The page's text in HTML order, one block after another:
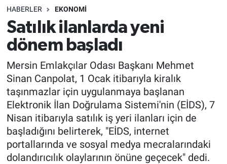
HABERLER EKONOMI
Satılık ilanlarda yeni
dönem başladı
Mersin Emlakçılar Odası Başkanı Mehmet
Sinan Canpolat, 1 Ocak itibarıyla kiralık
taşınmazlar için uygulanmaya başlanan
Elektronik İlan Doğrulama Sistemi'nin (EİDS), 7
Nisan itibarıyla satılık iş yeri ilanları için de
başladığını belirterek, "EİDS, internet
portallarında ve sosyal medya mecralarındaki
dolandırıcılık olaylarının önüne geçecek" dedi.
Gündem
Türkiye
Dünya
Sağlık
Alış-Veriş/İş dünyası
Eskişehirspor Arşivi
Eskişehir Arşivi
Röportaj
Ekonomi
Kültür Sanat
Politika
Süper Lig Puan Durumu ve Fikstür
Tüm Manşetler
Son Dakika Haberleri
Haber Arşivi